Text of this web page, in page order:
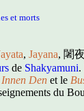
et morts
,Jayana, 闍
de Shakyamuni.
Den et le
du